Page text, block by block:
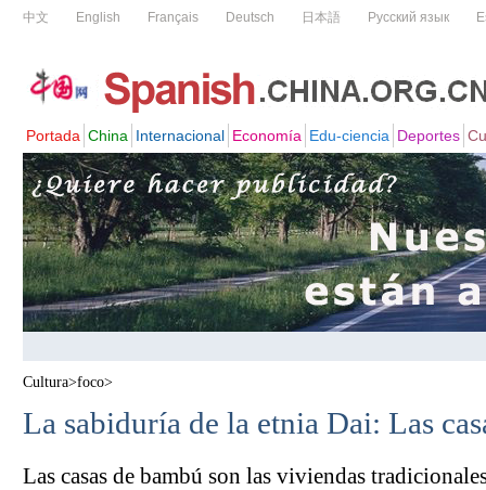
Cultura>foco>
La sabiduría de la etnia Dai: Las
Las casas de bambú son las viviendas